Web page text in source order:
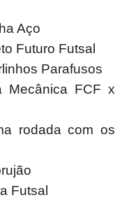
Aço
Futuro Futsal
Parafusos
Mecânica FCF x
rodada com os
Futsal